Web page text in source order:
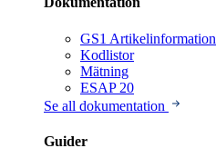
GS1 Artikelinformation
Kodlistor
Mätning
ESAP 20
Se all dokumentation
Guider